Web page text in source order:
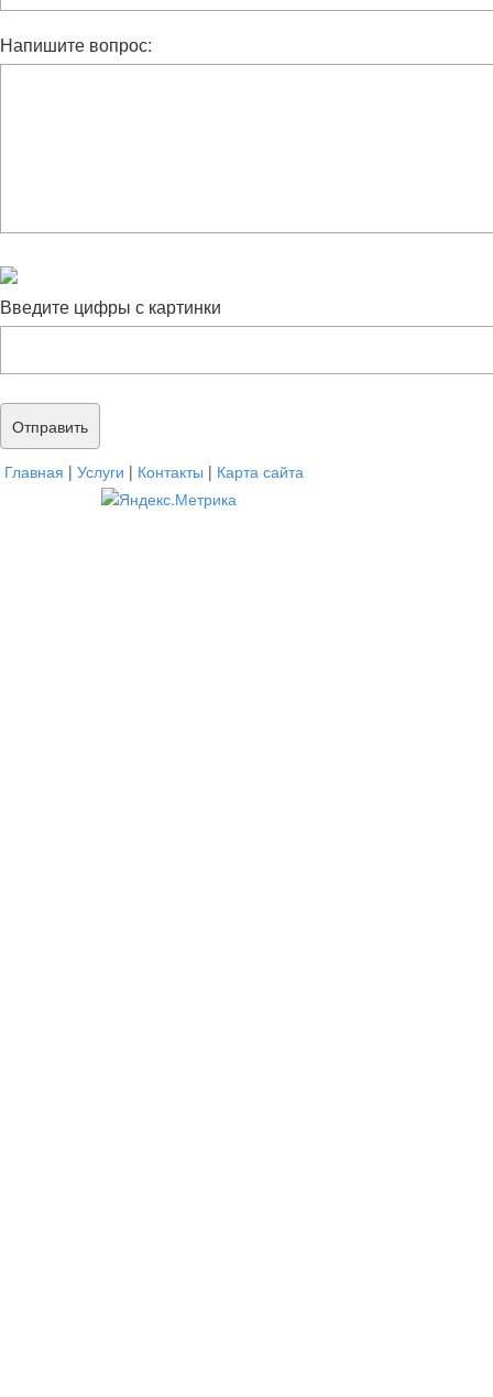
Напишите вопрос:
Введите цифры с картинки
Главная | Услуги | Контакты | Карта сайта